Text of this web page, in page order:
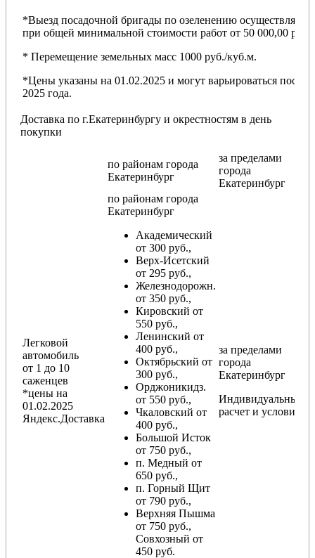
*Выезд посадочной бригады по озеленению осуществляется
при общей минимальной стоимости работ от 50 000,00 руб.
* Перемещение земельных масс 1000 руб./куб.м.
*Цены указаны на 01.02.2025 и могут варьироваться после
2025 года.
Доставка по г.Екатеринбургу и окрестностям в день
покупки
по районам города
Екатеринбург
за пределами
города
Екатеринбург
Легковой
автомобиль
от 1 до 10
саженцев
*цены на
01.02.2025
Яндекс.Доставка
по районам города
Екатеринбург
Академический
от 300 руб.,
Верх-Исетский
от 295 руб.,
Железнодорожн.
от 350 руб.,
Кировский от
550 руб.,
Ленинский от
400 руб.,
Октябрьский от
300 руб.,
Орджоникидз.
от 550 руб.,
Чкаловский от
400 руб.,
Большой Исток
от 750 руб.,
п. Медный от
650 руб.,
п. Горный Щит
от 790 руб.,
Верхняя Пышма
от 750 руб.,
Совхозный от
450 руб.
за пределами
города
Екатеринбург
Индивидуальный
расчет и условия